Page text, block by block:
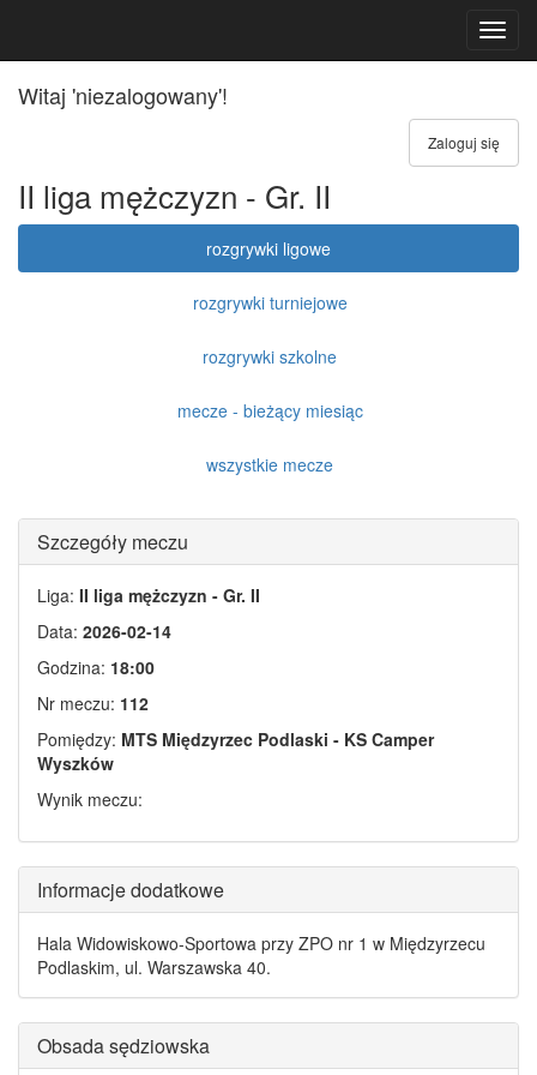
Witaj 'niezalogowany'!
Zaloguj się
II liga mężczyzn - Gr. II
rozgrywki ligowe
rozgrywki turniejowe
rozgrywki szkolne
mecze - bieżący miesiąc
wszystkie mecze
Szczegóły meczu
Liga: II liga mężczyzn - Gr. II
Data: 2026-02-14
Godzina: 18:00
Nr meczu: 112
Pomiędzy: MTS Międzyrzec Podlaski - KS Camper
Wyszków
Wynik meczu:
Informacje dodatkowe
Hala Widowiskowo-Sportowa przy ZPO nr 1 w Międzyrzecu
Podlaskim, ul. Warszawska 40.
Obsada sędziowska